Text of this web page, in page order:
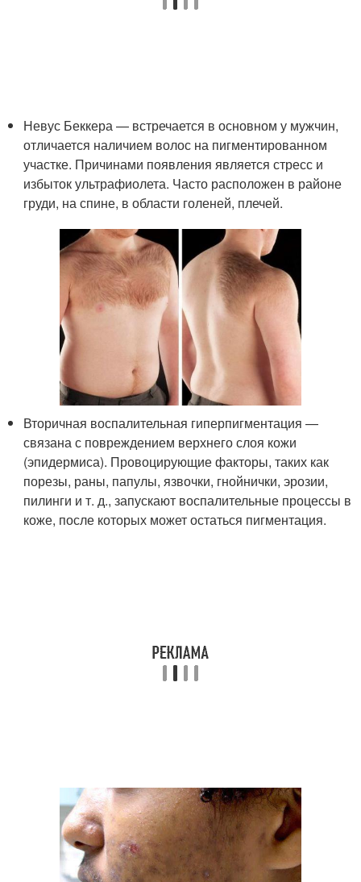
Невус Беккера — встречается в основном у мужчин,
отличается наличием волос на пигментированном
участке. Причинами появления является стресс и
избыток ультрафиолета. Часто расположен в районе
груди, на спине, в области голеней, плечей.
Вторичная воспалительная гиперпигментация —
связана с повреждением верхнего слоя кожи
(эпидермиса). Провоцирующие факторы, таких как
порезы, раны, папулы, язвочки, гнойнички, эрозии,
пилинги и т. д., запускают воспалительные процессы в
коже, после которых может остаться пигментация.